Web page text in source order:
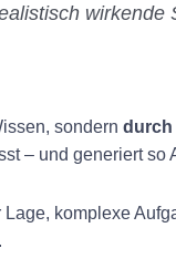
wirkende
sonderndurch
– und generiert so
komplexe